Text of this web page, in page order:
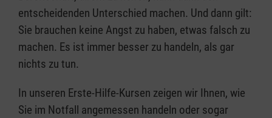
entscheidenden Unterschied machen. Und dann gilt:
Sie brauchen keine Angst zu haben, etwas falsch zu
machen. Es ist immer besser zu handeln, als gar
nichts zu tun.
In unseren Erste-Hilfe-Kursen zeigen wir Ihnen, wie
Sie im Notfall angemessen handeln oder sogar